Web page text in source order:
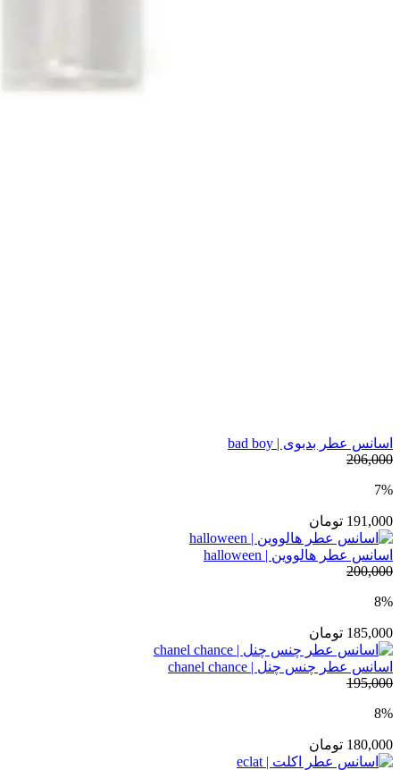
اسانس عطر بدبوی | bad boy
206,000
7%
191,000 تومان
اسانس عطر هالووین | halloween
200,000
8%
185,000 تومان
اسانس عطر چنس چنل | chanel chance
195,000
8%
180,000 تومان